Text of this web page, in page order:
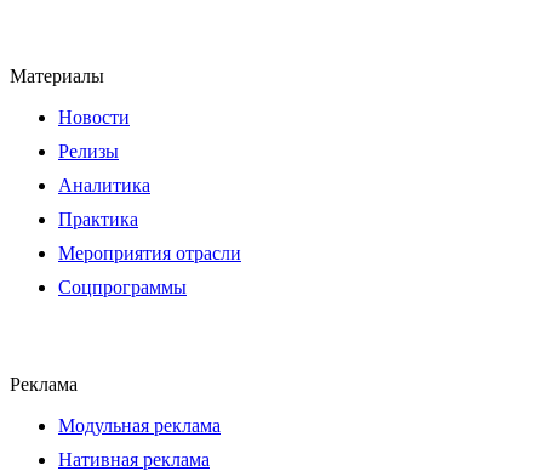
Материалы
Новости
Релизы
Аналитика
Практика
Мероприятия отрасли
Соцпрограммы
Реклама
Модульная реклама
Нативная реклама